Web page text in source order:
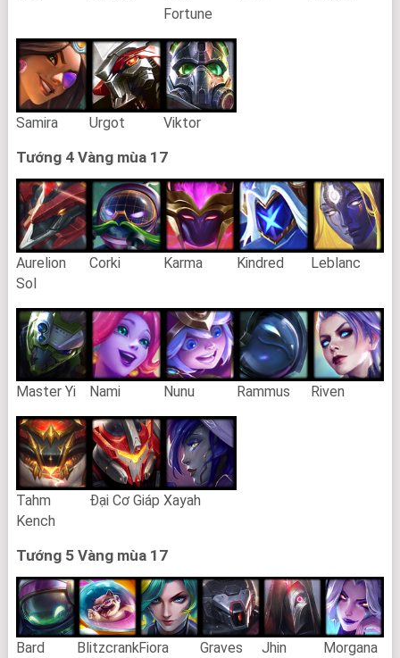
Fortune
Samira Urgot Viktor
Tướng 4 Vàng mùa 17
Aurelion
Sol
Corki Karma Kindred Leblanc
Master Yi Nami Nunu Rammus Riven
Tahm
Kench
Đại Cơ Giáp Xayah
Tướng 5 Vàng mùa 17
Bard BlitzcrankFiora Graves Jhin Morgana